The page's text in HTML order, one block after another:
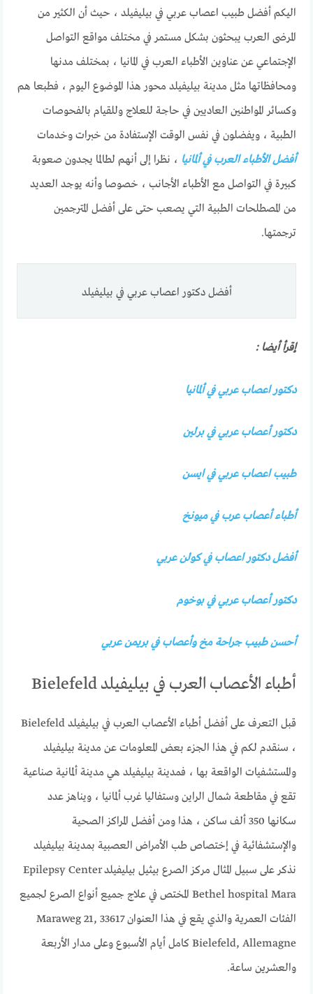
اليكم أفضل طبيب اعصاب عربي في بيليفيلد ، حيث أن الكثير من
المرضى العرب يبحثون بشكل مستمر في مختلف مواقع التواصل
الإجتماعي عن عناوين الأطباء العرب في المانيا ، بمختلف مدنها
ومحافظاتها مثل مدينة بيليفيلد محور هذا الموضوع اليوم ، فطبعا هم
وكسائر المواطنين العاديين في حاجة للعلاج وللقيام بالفحوصات
الطبية ، ويفضلون في نفس الوقت الإستفادة من خبرات وخدمات
أفضل الأطباء العرب في ألمانيا ، نظرا إلى أنهم لطالما يجدون صعوبة
كبيرة في التواصل مع الأطباء الأجانب ، خصوصا وأنه يوجد العديد
من المصطلحات الطبية التي يصعب حتى على أفضل المترجمين
ترجمتها.
أفضل دكتور اعصاب عربي في بيليفيلد
إقرأ أيضا :
دكتور اعصاب عربي في ألمانيا
دكتور أعصاب عربي في برلين
طبيب اعصاب عربي في ايسن
أطباء أعصاب عرب في ميونخ
أفضل دكتور اعصاب في كولن عربي
دكتور أعصاب عربي في بوخوم
أحسن طبيب جراحة مخ وأعصاب في بريمن عربي
أطباء الأعصاب العرب في بيليفيلد Bielefeld
قبل التعرف على أفضل أطباء الأعصاب العرب في بيليفيلد Bielefeld
، سنقدم لكم في هذا الجزء بعض المعلومات عن مدينة بيليفيلد
والمستشفيات الواقعة بها ، فمدينة بيليفيلد هي مدينة ألمانية صناعية
تقع في مقاطعة شمال الراين وستفاليا غرب ألمانيا ، ويناهز عدد
سكانها 350 ألف ساكن ، هذا ومن أفضل المراكز الصحية
والإستشفائية في إختصاص طب الأمراض العصبية بمدينة بيليفيلد
نذكر على سبيل المثال مركز الصرع بيثيل بيليفيلد Epilepsy Center
Bethel hospital Mara المختص في علاج جميع أنواع الصرع لجميع
الفئات العمرية والذي يقع في هذا العنوان Maraweg 21, 33617
Bielefeld, Allemagne كامل أيام الأسبوع وعلى مدار الأربعة
والعشرين ساعة.